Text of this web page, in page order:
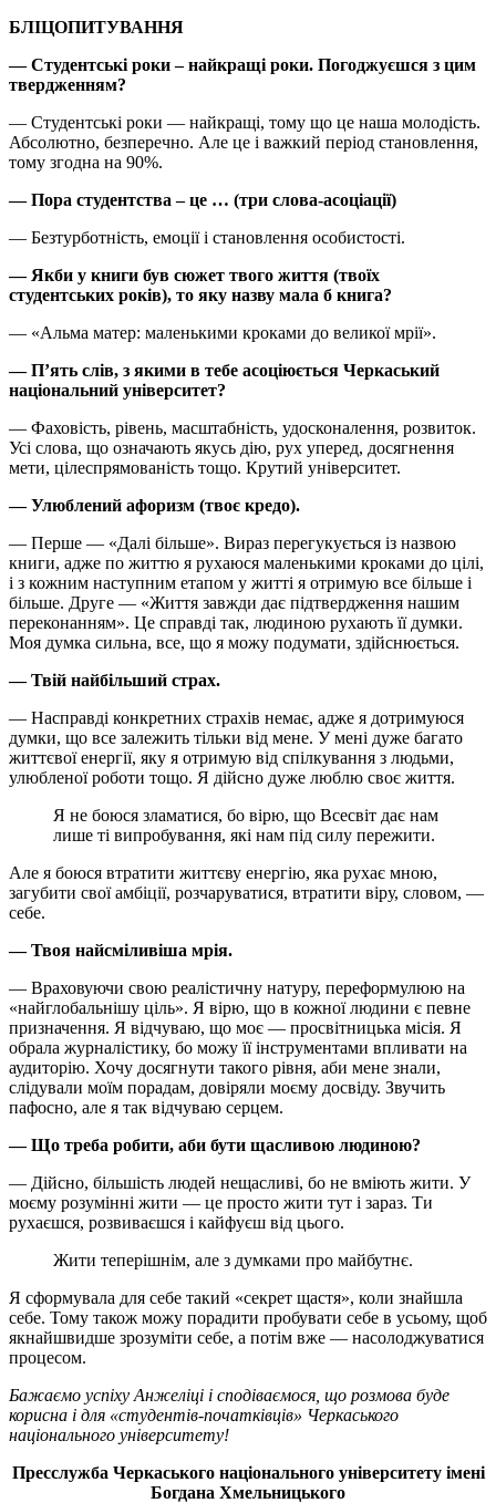
БЛІЦОПИТУВАННЯ
— Студентські роки – найкращі роки. Погоджуєшся з цим
твердженням?
— Студентські роки — найкращі, тому що це наша молодість.
Абсолютно, безперечно. Але це і важкий період становлення,
тому згодна на 90%.
— Пора студентства – це … (три слова-асоціації)
— Безтурботність, емоції і становлення особистості.
— Якби у книги був сюжет твого життя (твоїх
студентських років), то яку назву мала б книга?
— «Альма матер: маленькими кроками до великої мрії».
— П’ять слів, з якими в тебе асоціюється Черкаський
національний університет?
— Фаховість, рівень, масштабність, удосконалення, розвиток.
Усі слова, що означають якусь дію, рух уперед, досягнення
мети, цілеспрямованість тощо. Крутий університет.
— Улюблений афоризм (твоє кредо).
— Перше — «Далі більше». Вираз перегукується із назвою
книги, адже по життю я рухаюся маленькими кроками до цілі,
і з кожним наступним етапом у житті я отримую все більше і
більше. Друге — «Життя завжди дає підтвердження нашим
переконанням». Це справді так, людиною рухають її думки.
Моя думка сильна, все, що я можу подумати, здійснюється.
— Твій найбільший страх.
— Насправді конкретних страхів немає, адже я дотримуюся
думки, що все залежить тільки від мене. У мені дуже багато
життєвої енергії, яку я отримую від спілкування з людьми,
улюбленої роботи тощо. Я дійсно дуже люблю своє життя.
Я не боюся зламатися, бо вірю, що Всесвіт дає нам
лише ті випробування, які нам під силу пережити.
Але я боюся втратити життєву енергію, яка рухає мною,
загубити свої амбіції, розчаруватися, втратити віру, словом, —
себе.
— Твоя найсміливіша мрія.
— Враховуючи свою реалістичну натуру, переформулюю на
«найглобальнішу ціль». Я вірю, що в кожної людини є певне
призначення. Я відчуваю, що моє — просвітницька місія. Я
обрала журналістику, бо можу її інструментами впливати на
аудиторію. Хочу досягнути такого рівня, аби мене знали,
слідували моїм порадам, довіряли моєму досвіду. Звучить
пафосно, але я так відчуваю серцем.
— Що треба робити, аби бути щасливою людиною?
— Дійсно, більшість людей нещасливі, бо не вміють жити. У
моєму розумінні жити — це просто жити тут і зараз. Ти
рухаєшся, розвиваєшся і кайфуєш від цього.
Жити теперішнім, але з думками про майбутнє.
Я сформувала для себе такий «секрет щастя», коли знайшла
себе. Тому також можу порадити пробувати себе в усьому, щоб
якнайшвидше зрозуміти себе, а потім вже — насолоджуватися
процесом.
Бажаємо успіху Анжеліці і сподіваємося, що розмова буде
корисна і для «студентів-початківців» Черкаського
національного університету!
Пресслужба Черкаського національного університету імені
Богдана Хмельницького